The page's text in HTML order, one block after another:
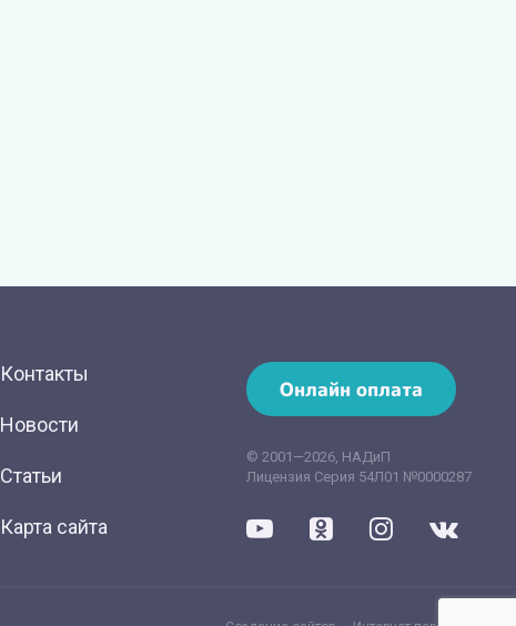
Контакты
Новости
Статьи
Карта сайта
Онлайн оплата
© 2001—2026, НАДиП
Лицензия Серия 54Л01 №0000287